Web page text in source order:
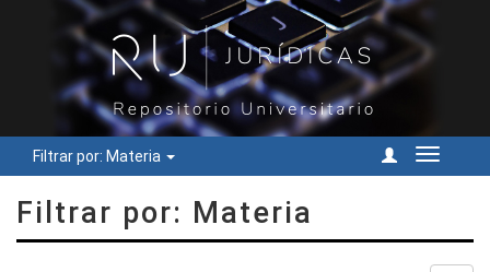
Filtrar por: Materia
Cambiar
Filtrar por: Materia